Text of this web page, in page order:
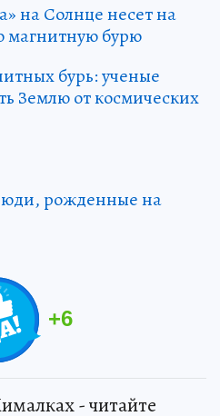
на Солнце несет на
магнитную бурю
бурь: ученые
Землю от космических
рожденные на
+6
- читайте